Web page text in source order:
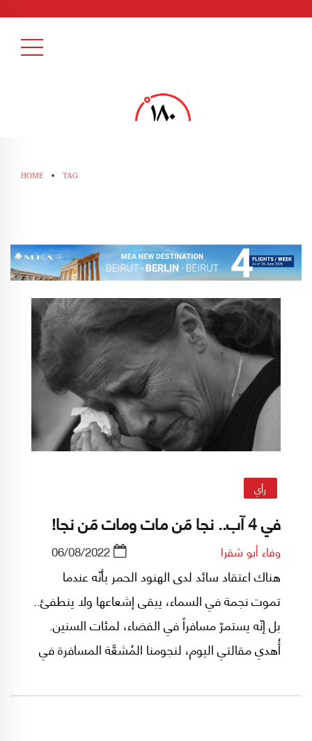
HOME TAG
رأي
في 4 آب.. نجا مَن مات ومات مَن نجا!
وفاء أبو شقرا 06/08/2022
هناك اعتقاد سائد لدى الهنود الحمر بأنّه عندما
تموت نجمة في السماء، يبقى إشعاعها ولا ينطفئ..
بل إنّه يستمرّ مسافراً في الفضاء، لمئات السنين.
أُهدي مقالتي اليوم، لنجومنا المُشعَّة المسافرة في